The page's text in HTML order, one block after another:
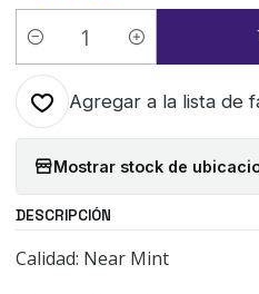
Cantidad
Agregar a la lista de
Mostrar stock de
DESCRIPCIÓN
Calidad: Near Mint